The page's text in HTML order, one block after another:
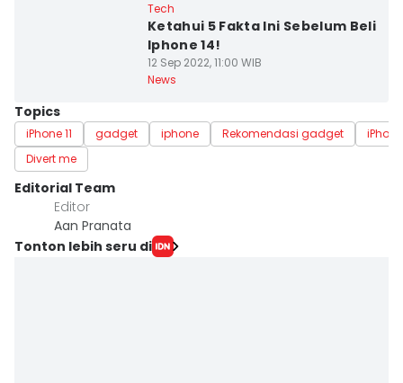
Tech
Ketahui 5 Fakta Ini Sebelum Beli
Iphone 14!
12 Sep 2022, 11:00 WIB
News
Topics
iPhone 11 gadget iphone Rekomendasi gadget
Divert me
Editorial Team
Editor
Aan Pranata
Tonton lebih seru di